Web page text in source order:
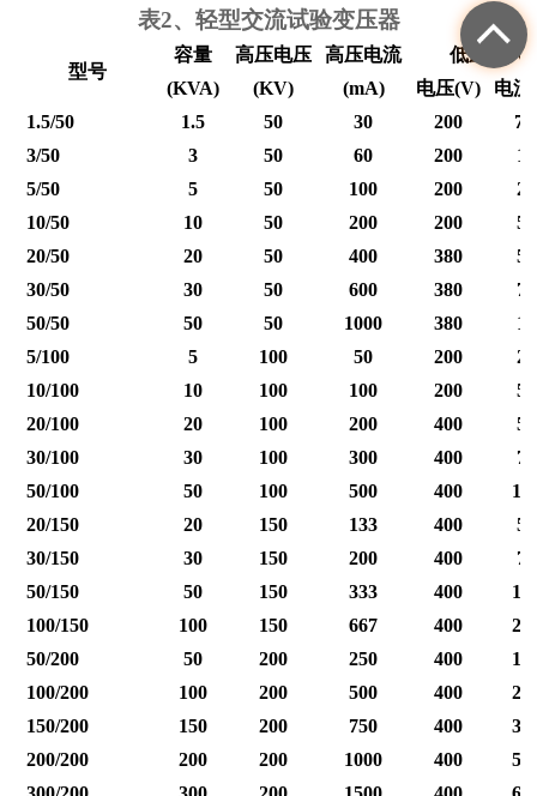
表2、轻型交流试验变压器
型号
容量 高压电压 高压电流
低压输入
(KVA)
(KV) (mA) 电压(V) 电流
1.5/50
1.5 50 30 200
7.5
3/50
3 50 60 200
15
5/50
5 50 100 200
25
10/50
10 50 200 200
50
20/50
20 50 400 380
53
30/50
30 50 600 380
79
50/50
50 50 1000 380
12
5/100
5 100 50 200
25
10/100
10 100 100 200
50
20/100
20 100 200 400
50
30/100
30 100 300 400
75
50/100
50 100 500 400
20/150
20 150 133 400
50
30/150
30 150 200 400
75
50/150
50 150 333 400
100/150
100 150 667 400
50/200
50 200 250 400
100/200
100 200 500 400
150/200
150 200 750 400
200/200
200 200 1000 400